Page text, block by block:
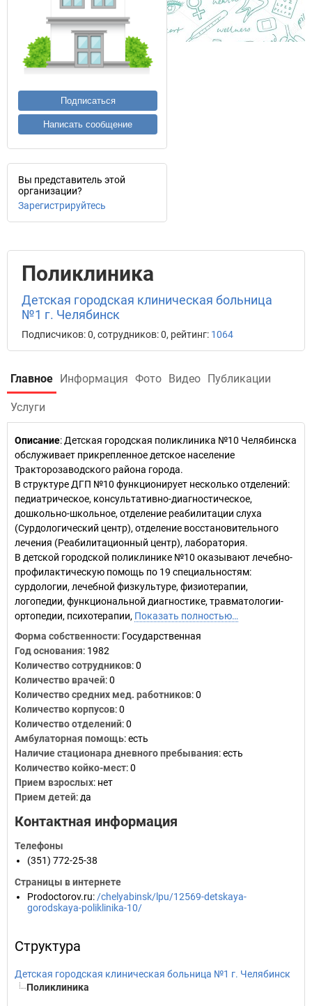
Подписаться
Написать сообщение
Вы представитель этой
организации?
Зарегистрируйтесь
Поликлиника
Детская городская клиническая больница
№1 г. Челябинск
Подписчиков: 0, сотрудников: 0, рейтинг: 1064
Главное Информация Фото Видео Публикации
Услуги
Описание: Детская городская поликлиника №10 Челябинска
обслуживает прикрепленное детское население
Тракторозаводского района города.
В структуре ДГП №10 функционирует несколько отделений:
педиатрическое, консультативно-диагностическое,
дошкольно-школьное, отделение реабилитации слуха
(Сурдологический центр), отделение восстановительного
лечения (Реабилитационный центр), лаборатория.
В детской городской поликлинике №10 оказывают лечебно-
профилактическую помощь по 19 специальностям:
сурдологии, лечебной физкультуре, физиотерапии,
логопедии, функциональной диагностике, травматологии-
ортопедии, психотерапии, Показать полностью…
Форма собственности: Государственная
Год основания: 1982
Количество сотрудников:0
Количество врачей: 0
Количество средних мед. работников: 0
Количество корпусов: 0
Количество отделений: 0
Амбулаторная помощь: есть
Наличие стационара дневного пребывания: есть
Количество койко-мест: 0
Прием взрослых: нет
Прием детей: да
Контактная информация
Телефоны
(351) 772-25-38
Страницы в интернете
Prodoctorov.ru: /chelyabinsk/lpu/12569-detskaya-
gorodskaya-poliklinika-10/
Структура
Детская городская клиническая больница №1 г. Челябинск
Поликлиника